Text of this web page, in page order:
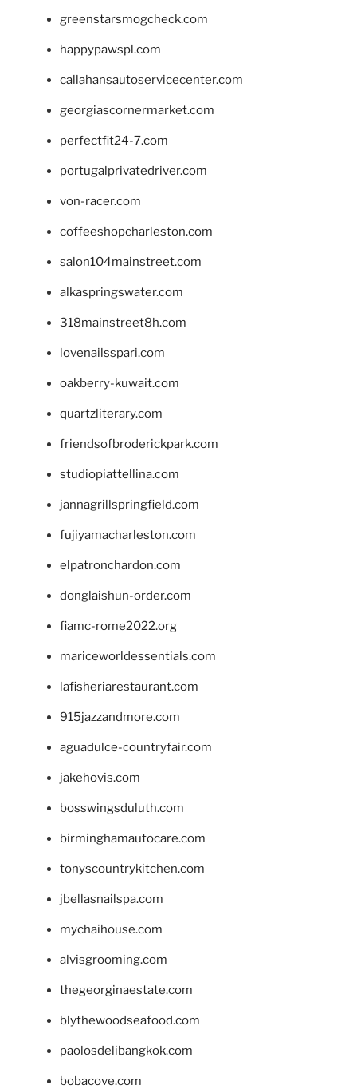
greenstarsmogcheck.com
happypawspl.com
callahansautoservicecenter.com
georgiascornermarket.com
perfectfit24-7.com
portugalprivatedriver.com
von-racer.com
coffeeshopcharleston.com
salon104mainstreet.com
alkaspringswater.com
318mainstreet8h.com
lovenailsspari.com
oakberry-kuwait.com
quartzliterary.com
friendsofbroderickpark.com
studiopiattellina.com
jannagrillspringfield.com
fujiyamacharleston.com
elpatronchardon.com
donglaishun-order.com
fiamc-rome2022.org
mariceworldessentials.com
lafisheriarestaurant.com
915jazzandmore.com
aguadulce-countryfair.com
jakehovis.com
bosswingsduluth.com
birminghamautocare.com
tonyscountrykitchen.com
jbellasnailspa.com
mychaihouse.com
alvisgrooming.com
thegeorginaestate.com
blythewoodseafood.com
paolosdelibangkok.com
bobacove.com